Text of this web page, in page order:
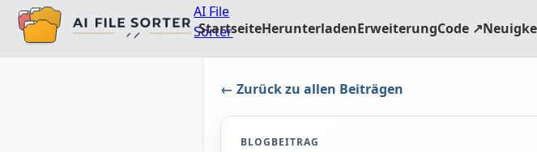
AI File
Sorter
StartseiteHerunterladenErweiterungCode ↗
← Zurück zu allen Beiträgen
BLOGBEITRAG